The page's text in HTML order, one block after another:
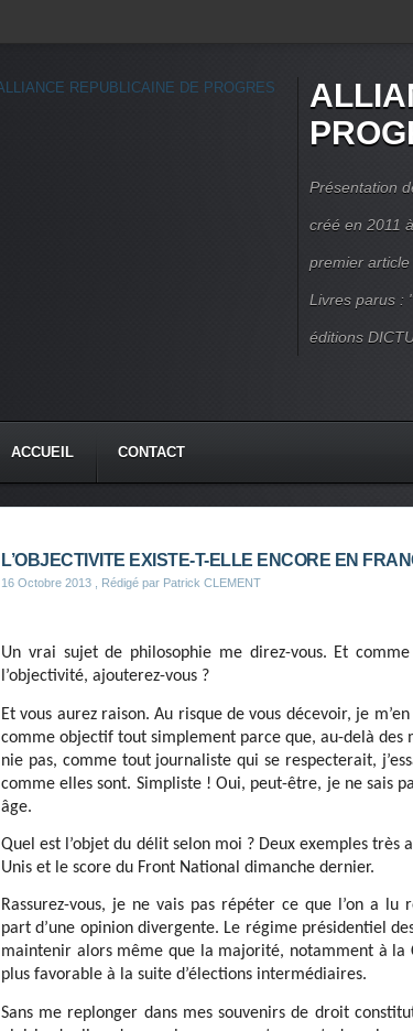
Présentation
créé en 2011
premier
Livres parus :
éditions
ACCUEIL CONTACT
L’OBJECTIVITE EXISTE-T-ELLE ENCORE EN
16 Octobre 2013 , Rédigé par Patrick CLEMENT
Un vrai sujet de philosophie me direz-vous. Et
l’objectivité, ajouterez-vous ?
Et vous aurez raison. Au risque de vous décevoir, je
comme objectif tout simplement parce que, au-delà des
nie pas, comme tout journaliste qui se respecterait,
comme elles sont. Simpliste ! Oui, peut-être, je ne sais
âge.
Quel est l’objet du délit selon moi ? Deux exemples très
Unis et le score du Front National dimanche dernier.
Rassurez-vous, je ne vais pas répéter ce que l’on a
part d’une opinion divergente. Le régime présidentiel
maintenir alors même que la majorité, notamment à la
plus favorable à la suite d’élections intermédiaires.
Sans me replonger dans mes souvenirs de droit